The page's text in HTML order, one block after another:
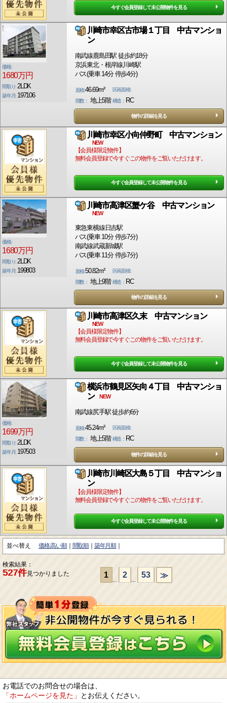
今すぐ会員登録して未公開物件を見る
価格:
1680万円
間取り:2LDK
築年月: 197106
川崎市幸区古市場１丁目 中古マンショ
ン
南武線鹿島田駅 徒歩約18分
京浜東北・根岸線川崎駅
バス(乗車 14分 停歩4分)
面積:46.69m²
区画面積:
階数： 地上5階 構造： RC
物件の詳細を見る
川崎市幸区小向仲野町 中古マンション
NEW
【会員様限定物件】
無料会員登録で今すぐこの物件をご覧いただけます。
今すぐ会員登録して未公開物件を見る
価格:
1680万円
間取り: 2LDK
築年月: 199803
川崎市高津区蟹ケ谷 中古マンション
NEW
東急東横線日吉駅
バス(乗車 10分 停歩7分)
南武線武蔵新城駅
バス(乗車 11分 停歩7分)
面積:50.82m²
区画面積:
階数： 地上9階 構造： RC
物件の詳細を見る
川崎市高津区久末 中古マンション
NEW
【会員様限定物件】
無料会員登録で今すぐこの物件をご覧いただけます。
今すぐ会員登録して未公開物件を見る
価格:
1699万円
間取り: 2LDK
築年月: 197503
横浜市鶴見区矢向４丁目 中古マンショ
ン
NEW
南武線尻手駅 徒歩約6分
面積:45.24m²
区画面積:
階数： 地上5階 構造： RC
物件の詳細を見る
川崎市川崎区大島５丁目 中古マンショ
ン
【会員様限定物件】
無料会員登録で今すぐこの物件をご覧いただけます。
今すぐ会員登録して未公開物件を見る
並べ替え 価格:高い順 間取順 築年月順
検索結果：
527件見つかりました 1
...
2
...
53 ≫
お電話でのお問合せの場合は、
「ホームページを見た」
とお伝えください。